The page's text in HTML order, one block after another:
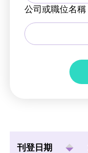
公司或職位名稱
刊登日期